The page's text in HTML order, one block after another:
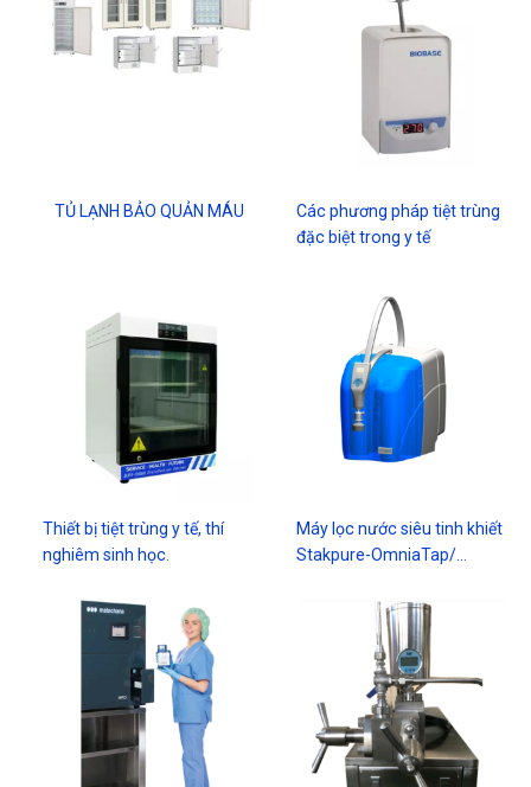
TỦ LẠNH BẢO QUẢN MÁU
Các phương pháp tiệt trùng
đặc biệt trong y tế
Thiết bị tiệt trùng y tế, thí
nghiêm sinh học.
Máy lọc nước siêu tinh khiết
Stakpure-OmniaTap/…